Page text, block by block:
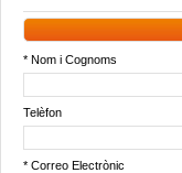
* Nom i Cognoms
Telèfon
* Correo Electrònic